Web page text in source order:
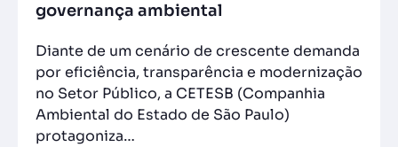
governança ambiental
Diante de um cenário de crescente demanda
por eficiência, transparência e modernização
no Setor Público, a CETESB (Companhia
Ambiental do Estado de São Paulo)
protagoniza…